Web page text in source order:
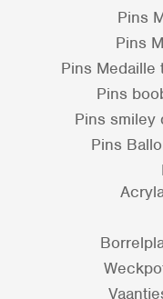
Pins
Pins
Pins Medaille
Pins
Pins smiley
Pins